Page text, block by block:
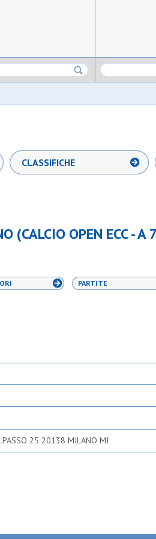
CLASSIFICHE
(CALCIO OPEN ECC - A
PARTITE
25 20138 MILANO MI